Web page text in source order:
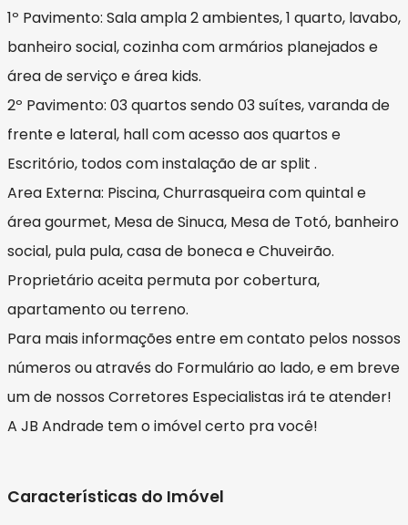
1º Pavimento: Sala ampla 2 ambientes, 1 quarto, lavabo,
banheiro social, cozinha com armários planejados e
área de serviço e área kids.
2º Pavimento: 03 quartos sendo 03 suítes, varanda de
frente e lateral, hall com acesso aos quartos e
Escritório, todos com instalação de ar split .
Area Externa: Piscina, Churrasqueira com quintal e
área gourmet, Mesa de Sinuca, Mesa de Totó, banheiro
social, pula pula, casa de boneca e Chuveirão.
Proprietário aceita permuta por cobertura,
apartamento ou terreno.
Para mais informações entre em contato pelos nossos
números ou através do Formulário ao lado, e em breve
um de nossos Corretores Especialistas irá te atender!
A JB Andrade tem o imóvel certo pra você!
Características do Imóvel